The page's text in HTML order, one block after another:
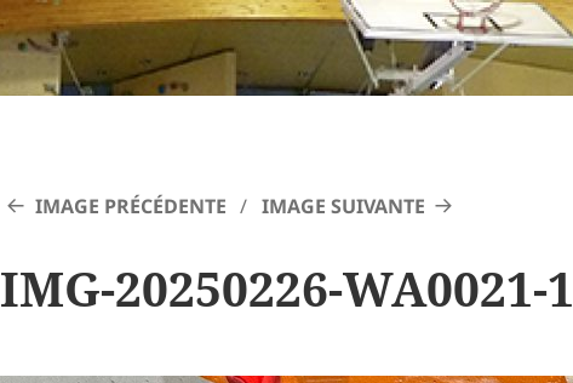
IMAGE PRÉCÉDENTE IMAGE SUIVANTE
IMG-20250226-WA0021-1